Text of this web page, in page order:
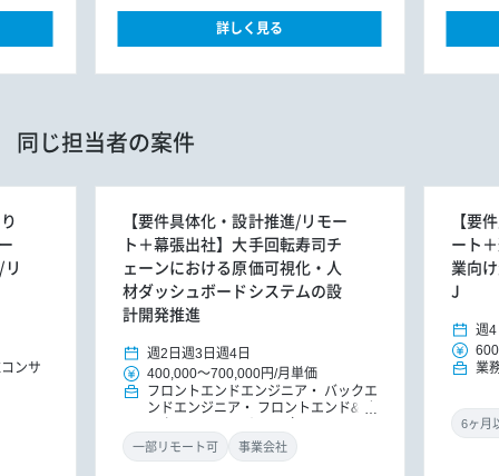
詳しく見る
同じ担当者の案件
ンサ
【要件具体化・設計推進/リモー
ト＋幕張出社】大手回転寿司チ
ェーンにおける原価可視化・人
材ダッシュボードシステムの設
計開発推進
週2日 週3日 週4日
400,000～700,000円/月単価
フロントエンドエンジニア
バックエ
ンドエンジニア
フロントエンド&バ
ニア）
業務系アプリケーションエン
ジニア
PM/PMO（アプリ）
一部リモート可 事業会社
【要
ート
業向
J
週4
業